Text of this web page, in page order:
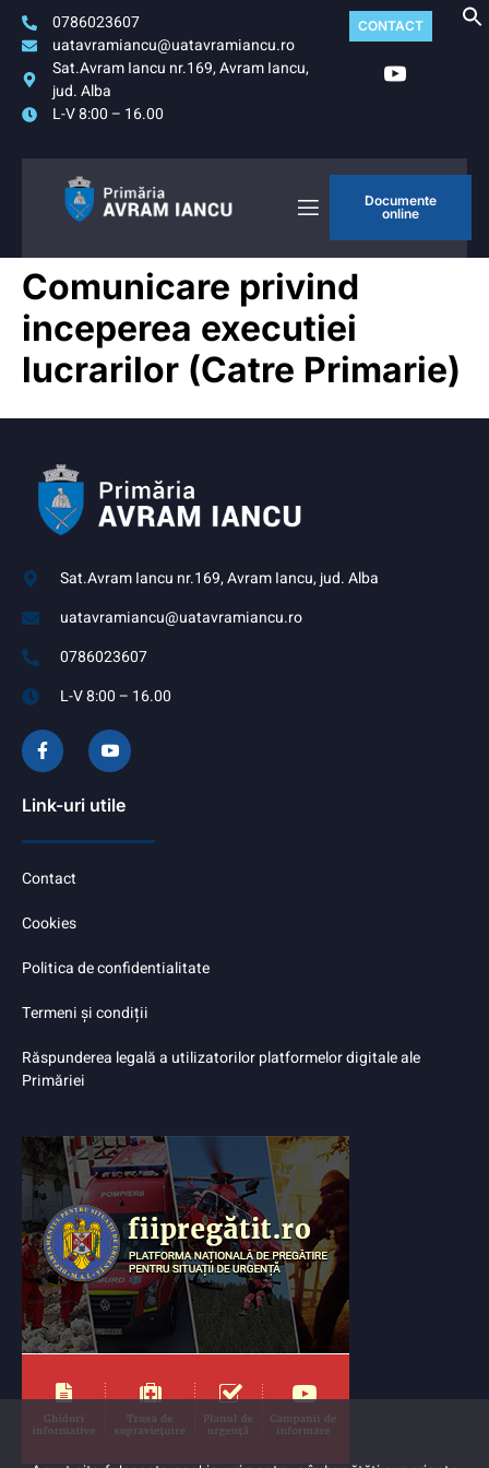
0786023607
uatavramiancu@uatavramiancu.ro
Sat.Avram Iancu nr.169, Avram Iancu,
jud. Alba
L-V 8:00 – 16.00
CONTACT
Documente
online
Comunicare privind
inceperea executiei
lucrarilor (Catre Primarie)
Sat.Avram Iancu nr.169, Avram Iancu, jud. Alba
uatavramiancu@uatavramiancu.ro
0786023607
L-V 8:00 – 16.00
Link-uri utile
Contact
Cookies
Politica de confidentialitate
Termeni și condiții
Răspunderea legală a utilizatorilor platformelor digitale ale
Primăriei